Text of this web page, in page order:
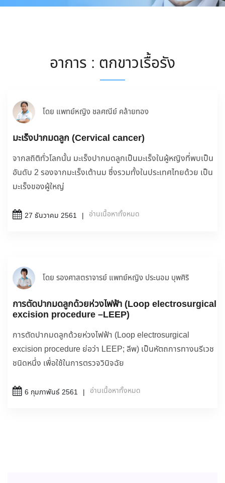
อาการ : ตกขาวเรื้อรัง
โดย แพทย์หญิง ชลศณีย์ คล้ายทอง
มะเร็งปากมดลูก (Cervical cancer)
จากสถิติทั่วโลกนั้น มะเร็งปากมดลูกเป็นมะเร็งในผู้หญิงที่พบเป็น
อันดับ 2 รองจากมะเร็งเต้านม ซึ่งรวมทั้งในประเทศไทยด้วย เป็น
มะเร็งของผู้ใหญ่
27 ธันวาคม 2561 อ่านเนื้อหาทั้งหมด
โดย รองศาสตราจารย์ แพทย์หญิง ประนอม บุพศิริ
การตัดปากมดลูกด้วยห่วงไฟฟ้า (Loop electrosurgical
excision procedure –LEEP)
การตัดปากมดลูกด้วยห่วงไฟฟ้า (Loop electrosurgical
excision procedure ย่อว่า LEEP; ลีพ) เป็นหัตถการทางนรีเวช
ชนิดหนึ่ง เพื่อใช้ในการตรวจวินิจฉัย
6 กุมภาพันธ์ 2561 อ่านเนื้อหาทั้งหมด